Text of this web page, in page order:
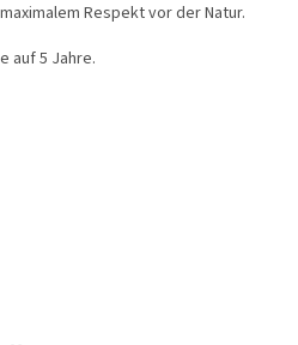
Respekt vor der Natur.
auf 5 Jahre.